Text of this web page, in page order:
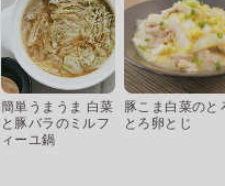
簡単うまうま 白菜
と豚バラのミルフ
ィーユ鍋
豚こま白菜のと
とろ卵とじ